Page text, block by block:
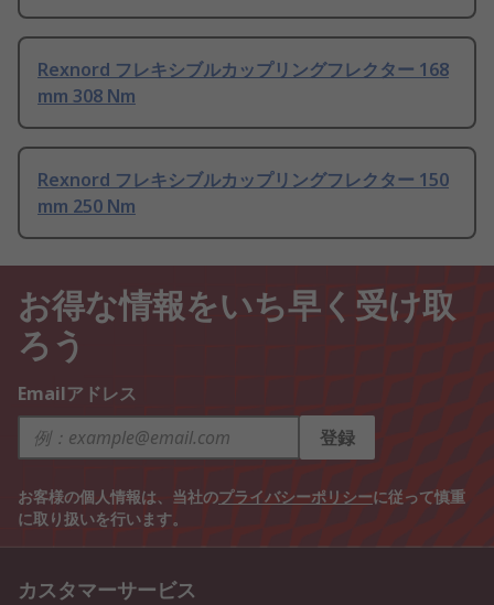
Rexnord フレキシブルカップリングフレクター 168
mm 308 Nm
Rexnord フレキシブルカップリングフレクター 150
mm 250 Nm
お得な情報をいち早く受け取
ろう
Emailアドレス
登録
お客様の個人情報は、当社のプライバシーポリシーに従って慎重
に取り扱いを行います。
カスタマーサービス